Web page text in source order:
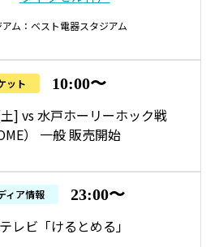
ム：ベスト電器スタジアム
ット 10:00〜
] vs 水戸ホーリーホック戦
） 一般 販売開始
ィア情報 23:00〜
レビ「けるとめる」